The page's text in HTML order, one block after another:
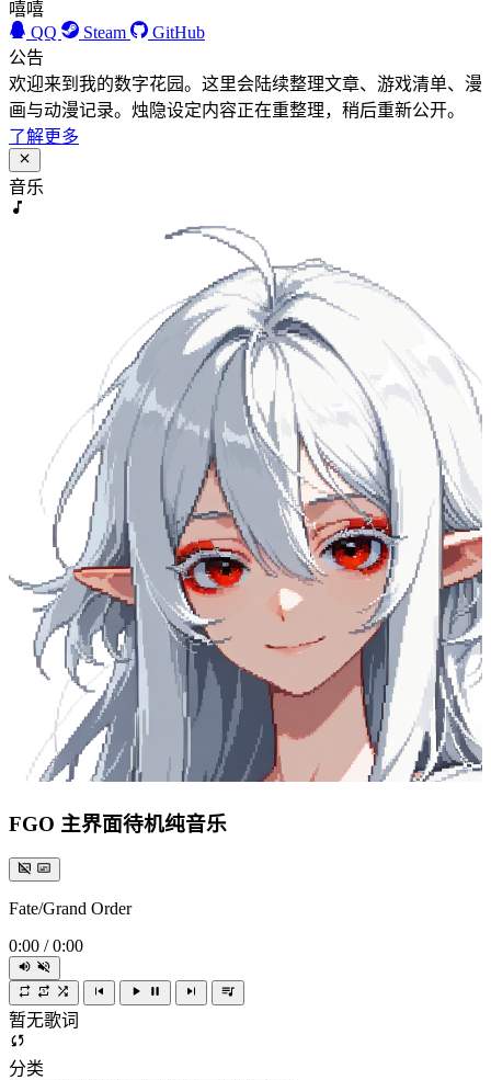
嘻嘻
QQ
Steam
GitHub
公告
欢迎来到我的数字花园。这里会陆续整理文章、游戏清单、漫
画与动漫记录。烛隐设定内容正在重整理，稍后重新公开。
了解更多
音乐
FGO 主界面待机纯音乐
Fate/Grand Order
0:00 / 0:00
暂无歌词
分类